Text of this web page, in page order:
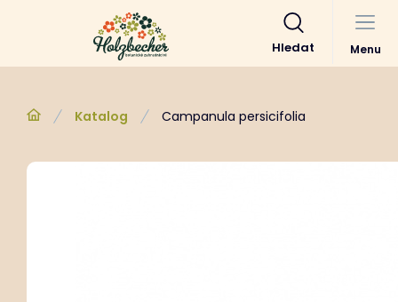
Hledat Menu
Katalog Campanula persicifolia